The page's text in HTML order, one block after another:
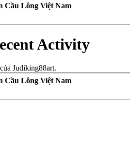
Cầu Lông Việt Nam
Activity
Judiking88art.
Cầu Lông Việt Nam